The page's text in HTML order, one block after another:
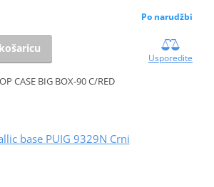
Po narudžbi
Usporedite
CASE BIG BOX-90 C/RED
base PUIG 9329N Crni